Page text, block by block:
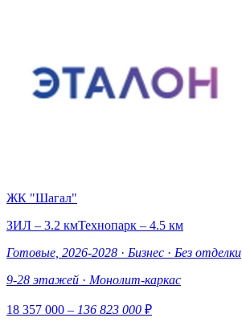
ЖК "Шагал"
ЗИЛ – 3.2 кмТехнопарк – 4.5 км
Готовые, 2026-2028 · Бизнес · Без отделки
9-28 этажей · Монолит-каркас
18 357 000 – 136 823 000 ₽